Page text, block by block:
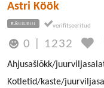
Astri Köök
RÄNILINN
0 1232
Ahjusašlõkk/
Kotletid/kaste/